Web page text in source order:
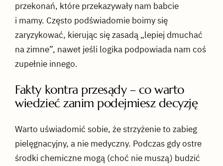
przekonań, które przekazywały nam babcie
i mamy. Często podświadomie boimy się
zaryzykować, kierując się zasadą „lepiej dmuchać
na zimne”, nawet jeśli logika podpowiada nam coś
zupełnie innego.
Fakty kontra przesądy – co warto
wiedzieć zanim podejmiesz decyzję
Warto uświadomić sobie, że strzyżenie to zabieg
pielęgnacyjny, a nie medyczny. Podczas gdy ostre
środki chemiczne mogą (choć nie muszą) budzić